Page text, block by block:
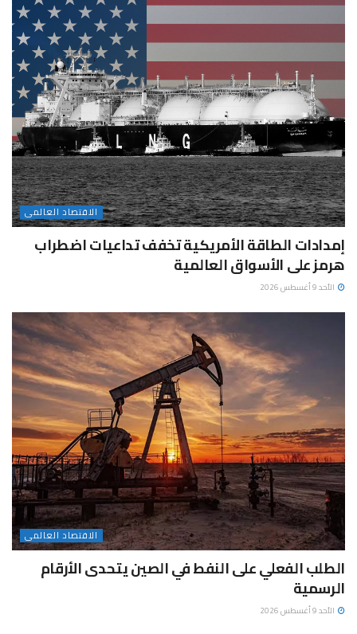
الاقتصاد العالمى
إمدادات الطاقة الأمريكية تخفف تداعيات اضطراب
هرمز على الأسواق العالمية
الأحد 9 أغسطس 2026
الاقتصاد العالمى
الطلب الفعلي على النفط في الصين يتحدى الأرقام
الرسمية
الأحد 9 أغسطس 2026